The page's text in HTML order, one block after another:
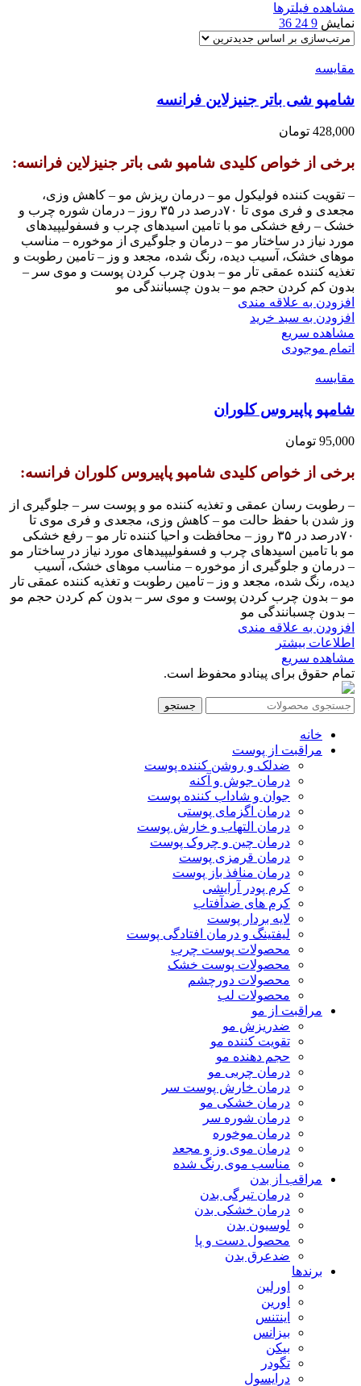
مشاهده فیلترها
نمایش 9
24
36
مقایسه
شامپو شی باتر جنیزلاین فرانسه
428,000 تومان
برخی از خواص کلیدی شامپو شی باتر جنیزلاین فرانسه:
– تقویت کننده فولیکول مو – درمان ریزش مو – کاهش وزی،
مجعدی و فری موی تا ۷۰درصد در ۳۵ روز – درمان شوره چرب و
خشک – رفع خشکی مو با تامین اسیدهای چرب و فسفولیپیدهای
مورد نیاز در ساختار مو – درمان و جلوگیری از موخوره – مناسب
موهای خشک، آسیب دیده، رنگ شده، مجعد و وز – تامین رطوبت و
تغذیه کننده عمقی تار مو – بدون چرب کردن پوست و موی سر –
بدون کم کردن حجم مو – بدون چسبانندگی مو
افزودن به علاقه مندی
افزودن به سبد خرید
مشاهده سریع
اتمام موجودی
مقایسه
شامپو پاپیروس کلوران
95,000 تومان
برخی از خواص کلیدی شامپو پاپیروس کلوران فرانسه:
– رطوبت رسان عمقی و تغذیه کننده مو و پوست سر – جلوگیری از
وز شدن با حفظ حالت مو – کاهش وزی، مجعدی و فری موی تا
۷۰درصد در ۳۵ روز – محافظت و احیا کننده تار مو – رفع خشکی
مو با تامین اسیدهای چرب و فسفولیپیدهای مورد نیاز در ساختار مو
– درمان و جلوگیری از موخوره – مناسب موهای خشک، آسیب
دیده، رنگ شده، مجعد و وز – تامین رطوبت و تغذیه کننده عمقی تار
مو – بدون چرب کردن پوست و موی سر – بدون کم کردن حجم مو
– بدون چسبانندگی مو
افزودن به علاقه مندی
اطلاعات بیشتر
مشاهده سریع
تمام حقوق برای پینادو محفوظ است.
جستجو
خانه
مراقبت از پوست
ضدلک و روشن کننده پوست
درمان جوش و آکنه
جوان و شاداب کننده پوست
درمان اگزمای پوستی
درمان التهاب و خارش پوست
درمان چین و چروک پوست
درمان قرمزی پوست
درمان منافذ باز پوست
کرم پودر آرایشی
کرم های ضدآفتاب
لایه بردار پوست
لیفتینگ و درمان افتادگی پوست
محصولات پوست چرب
محصولات پوست خشک
محصولات دورچشم
محصولات لب
مراقبت از مو
ضدریزش مو
تقویت کننده مو
حجم دهنده مو
درمان چربی مو
درمان خارش پوست سر
درمان خشکی مو
درمان شوره سر
درمان موخوره
درمان موی وز و مجعد
مناسب موی رنگ شده
مراقب از بدن
درمان تیرگی بدن
درمان خشکی بدن
لوسیون بدن
محصول دست و پا
ضدعرق بدن
برندها
اورلین
اورین
اینتنس
بیزانس
بیکن
تگودر
درایسول